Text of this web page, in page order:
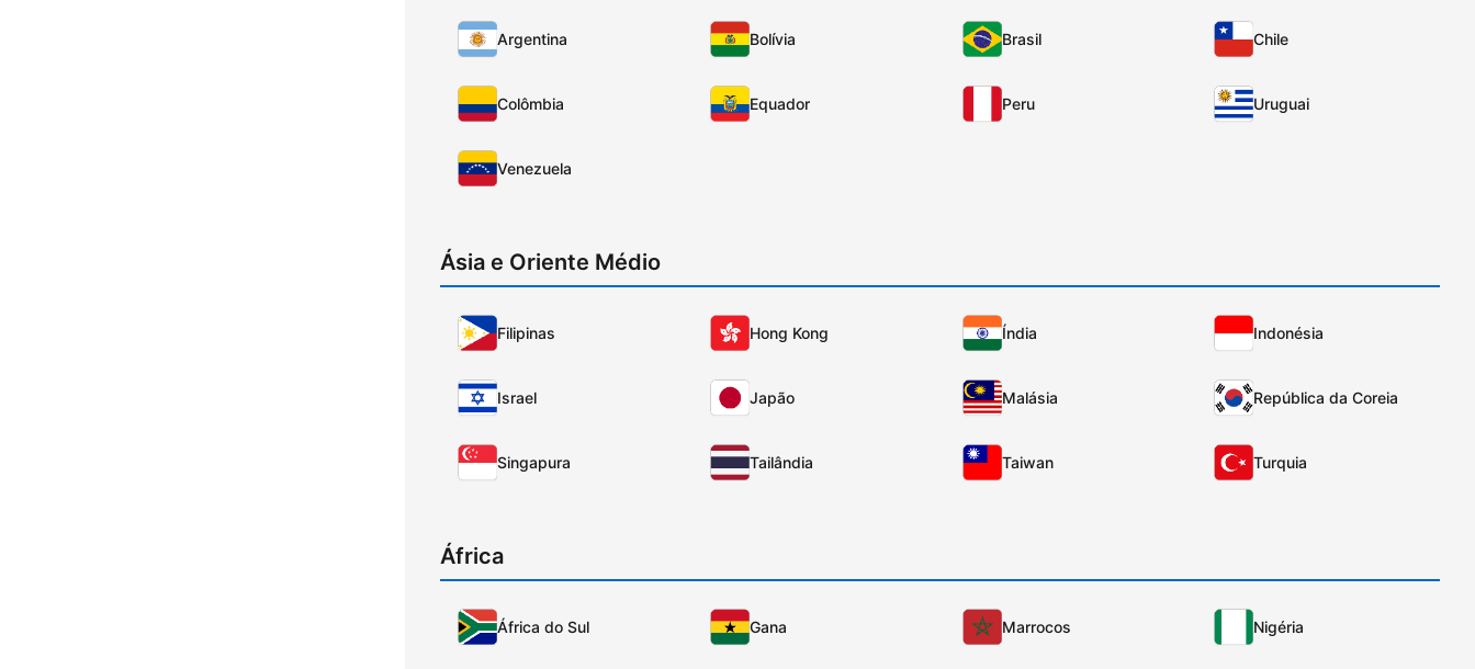
Argentina Bolívia Brasil Chile
Colômbia Equador Peru Uruguai
Venezuela
Ásia e Oriente Médio
Filipinas Hong Kong Índia Indonésia
Israel Japão Malásia República da Coreia
Singapura Tailândia Taiwan Turquia
África
África do Sul Gana Marrocos Nigéria